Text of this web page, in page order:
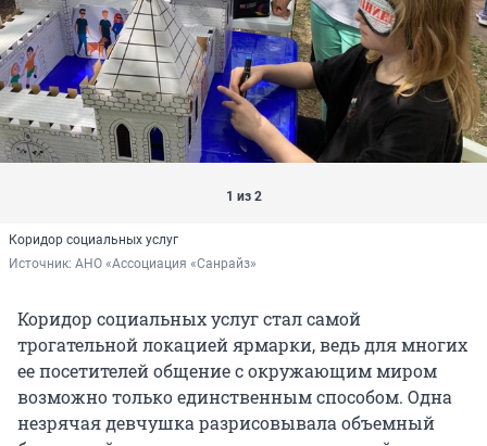
1 из 2
Коридор социальных услуг
Источник: АНО «Ассоциация «Санрайз»
Коридор социальных услуг стал самой
трогательной локацией ярмарки, ведь для многих
ее посетителей общение с окружающим миром
возможно только единственным способом. Одна
незрячая девчушка разрисовывала объемный